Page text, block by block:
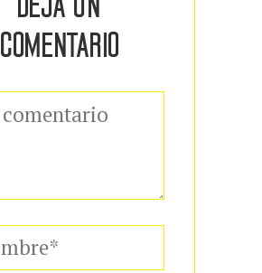
COMENTARIO